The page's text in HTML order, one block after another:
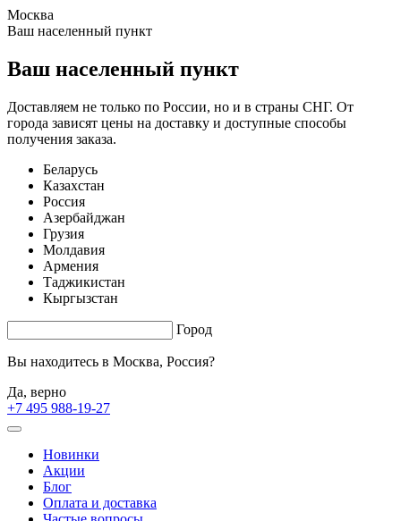
Москва
Ваш населенный пункт
Ваш населенный пункт
Доставляем не только по России, но и в страны СНГ. От
города зависят цены на доставку и доступные способы
получения заказа.
Беларусь
Казахстан
Россия
Азербайджан
Грузия
Молдавия
Армения
Таджикистан
Кыргызстан
Город
Вы находитесь в Москва, Россия?
Да, верно
+7 495 988-19-27
Новинки
Акции
Блог
Оплата и доставка